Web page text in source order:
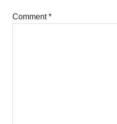
Comment*